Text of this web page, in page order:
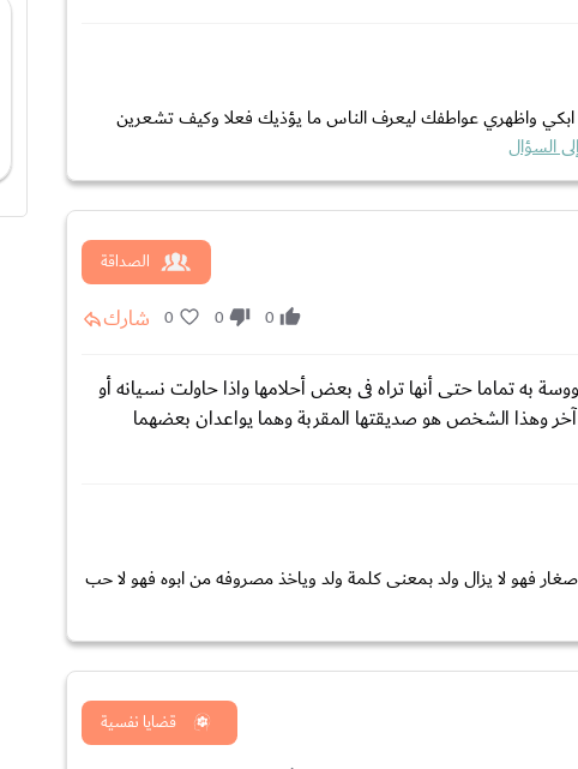
ابكي واظهري عواطفك ليعرف الناس ما يؤذيك فعلا وكيف تشعرين
السؤال
الصداقة
0
0
0 شارك
تماما حتى أنها تراه فى بعض أحلامها واذا حاولت نسيانه أو
وهذا الشخص هو صديقتها المقربة وهما يواعدان بعضهما
فهو لا يزال ولد بمعنى كلمة ولد وياخذ مصروفه من ابوه فهو لا حب
قضايا نفسية